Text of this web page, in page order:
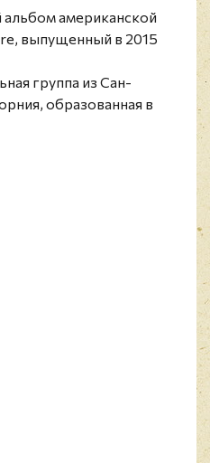
альбом американской
выпущенный в 2015
группа из Сан-
образованная в
в жанре
носила название
группы неоднократно
и Майк Бордин играют с
Album of the Year,
В феврале 2009
о воссоединении и в
концертный мировой
Coming Tour",
в 2012
вышел их седьмой